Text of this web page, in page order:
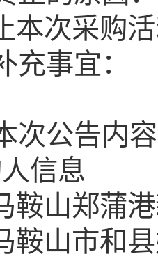
本次采购
充事宜：
次公告内
信息
鞍山郑蒲
鞍山市和